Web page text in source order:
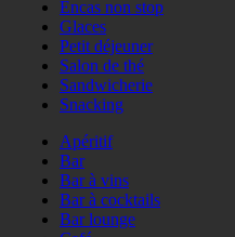
Encas non stop
Glaces
Petit déjeuner
Salon de thé
Sandwicherie
Snacking
Apéritif
Bar
Bar à vins
Bar à cocktails
Bar lounge